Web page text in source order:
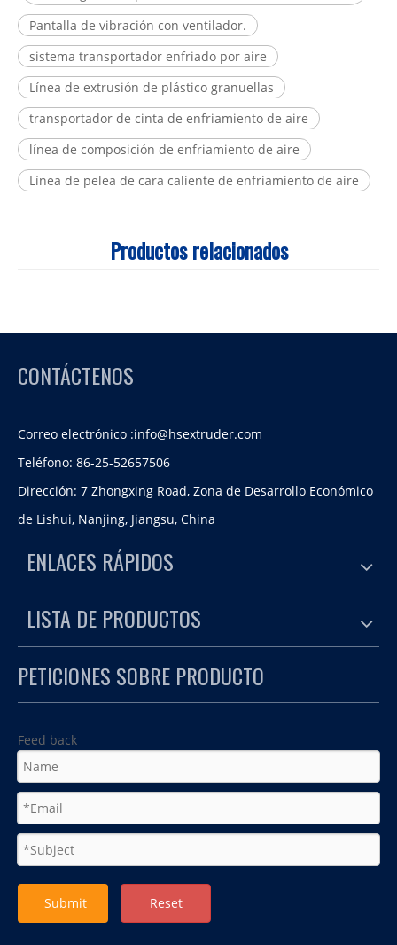
Pantalla de vibración con ventilador.
sistema transportador enfriado por aire
Línea de extrusión de plástico granuellas
transportador de cinta de enfriamiento de aire
línea de composición de enfriamiento de aire
Línea de pelea de cara caliente de enfriamiento de aire
Productos relacionados
CONTÁCTENOS
Correo electrónico :info@hsextruder.com
Teléfono: 86-25-52657506
Dirección: 7 Zhongxing Road, Zona de Desarrollo Económico
de Lishui, Nanjing, Jiangsu, China
ENLACES RÁPIDOS
LISTA DE PRODUCTOS
PETICIONES SOBRE PRODUCTO
Feed back
Submit Reset